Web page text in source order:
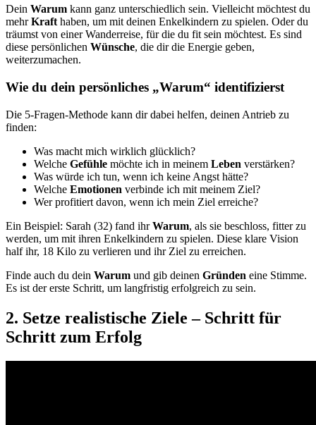
Dein Warum kann ganz unterschiedlich sein. Vielleicht möchtest du
mehrKrafthaben, um mit deinen Enkelkindern zu spielen. Oder du
träumst von einer Wanderreise, für die du fit sein möchtest. Es sind
diese persönlichen Wünsche, die dir die Energie geben,
weiterzumachen.
Wie du dein persönliches „Warum“ identifizierst
Die 5-Fragen-Methode kann dir dabei helfen, deinen Antrieb zu
finden:
Was macht mich wirklich glücklich?
Welche Gefühle möchte ich in meinem Leben verstärken?
Was würde ich tun, wenn ich keine Angst hätte?
Welche Emotionen verbinde ich mit meinem Ziel?
Wer profitiert davon, wenn ich mein Ziel erreiche?
Ein Beispiel: Sarah (32) fand ihrWarum, als sie beschloss, fitter zu
werden, um mit ihren Enkelkindern zu spielen. Diese klare Vision
half ihr, 18 Kilo zu verlieren und ihr Ziel zu erreichen.
Finde auch du dein Warum und gib deinen Gründen eine Stimme.
Es ist der erste Schritt, um langfristig erfolgreich zu sein.
2. Setze realistische Ziele – Schritt für
Schritt zum Erfolg